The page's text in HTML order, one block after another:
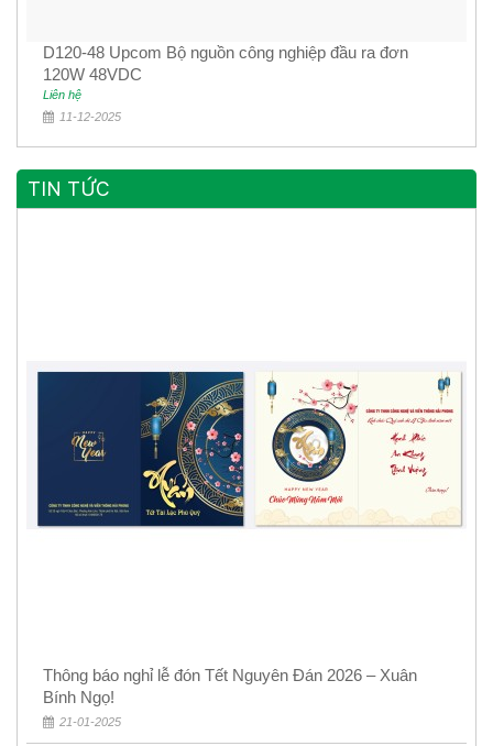
D120-48 Upcom Bộ nguồn công nghiệp đầu ra đơn
120W 48VDC
Liên hệ
11-12-2025
TIN TỨC
Thông báo nghỉ lễ đón Tết Nguyên Đán 2026 – Xuân
Bính Ngọ!
21-01-2025